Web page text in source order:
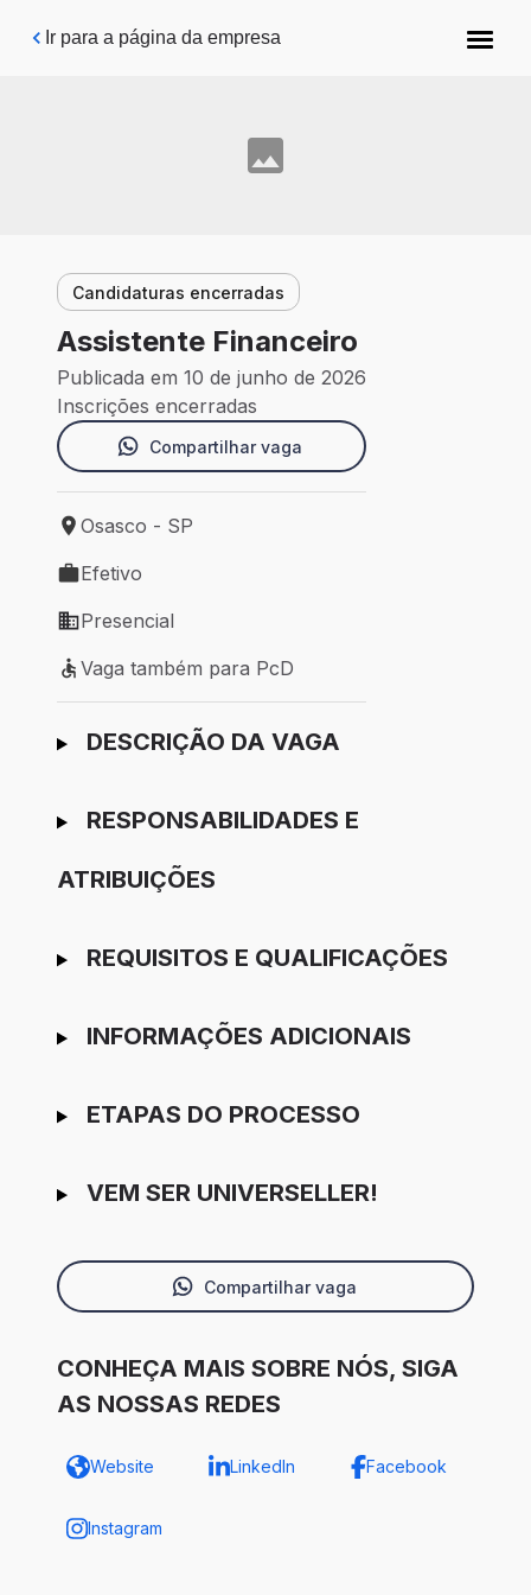
Pular para o conteúdo principal
Ir para a página da empresa
Candidaturas encerradas
Assistente Financeiro
Publicada em 10 de junho de 2026
Inscrições encerradas
Compartilhar vaga
Local de trabalho: Osasco - SP
Osasco - SP
Tipo de vaga: Efetivo
Efetivo
Modelo de trabalho: Presencial
Presencial
Vaga também para PcD
Vaga também para PcD
Ir para candidatura
DESCRIÇÃO DA VAGA
RESPONSABILIDADES E
ATRIBUIÇÕES
REQUISITOS E QUALIFICAÇÕES
INFORMAÇÕES ADICIONAIS
ETAPAS DO PROCESSO
VEM SER UNIVERSELLER!
Compartilhar vaga
CONHEÇA MAIS SOBRE NÓS, SIGA
AS NOSSAS REDES
Website LinkedIn Facebook
Instagram